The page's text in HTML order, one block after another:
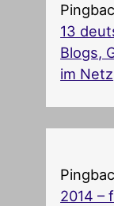
13
Blogs,
im Netz
2014 –